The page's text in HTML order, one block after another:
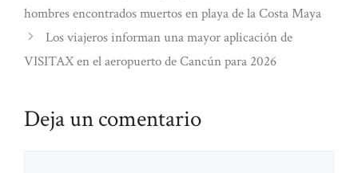
hombres encontrados muertos en playa de la Costa Maya
Los viajeros informan una mayor aplicación de
VISITAX en el aeropuerto de Cancún para 2026
Deja un comentario